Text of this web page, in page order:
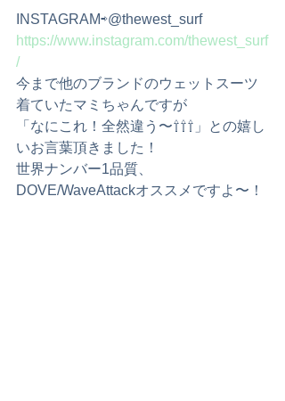
INSTAGRAM⇨@thewest_surf
https://www.instagram.com/thewest_surf
/
今まで他のブランドのウェットスーツ
着ていたマミちゃんですが
「なにこれ！全然違う〜⇧⇧⇧」との嬉し
いお言葉頂きました！
世界ナンバー1品質、
DOVE/WaveAttackオススメですよ〜！